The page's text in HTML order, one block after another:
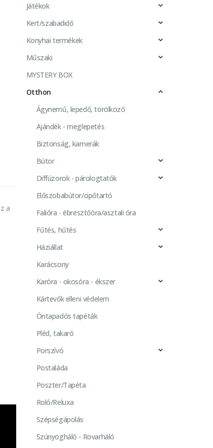
a
Játékok
Kert/szabadidő
Konyhai termékek
Műszaki
MYSTERY BOX
Otthon
Ágynemű, lepedő, törölköző
Ajándék - meglepetés
Biztonság, kamerák
Bútor
Diffúzorok - párologtatók
Előszobabútor/cipőtartó
Falióra - ébresztőóra/asztali óra
Fűtés, hűtés
Háziállat
Karácsony
Karóra - okosóra - ékszer
Kártevők elleni védelem
Öntapadós tapéták
Pléd, takaró
Porszívó
Postaláda
Poszter/Tapéta
Roló/Reluxa
Szépségápolás
Szúnyogháló - Rovarháló